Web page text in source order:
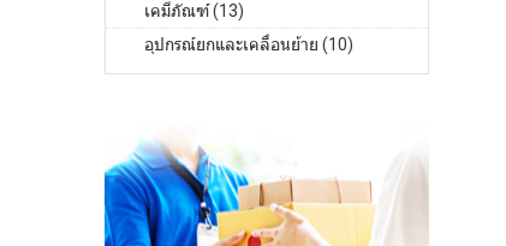
เคมีภัณฑ์ (13)
อุปกรณ์ยกและเคลื่อนย้าย (10)